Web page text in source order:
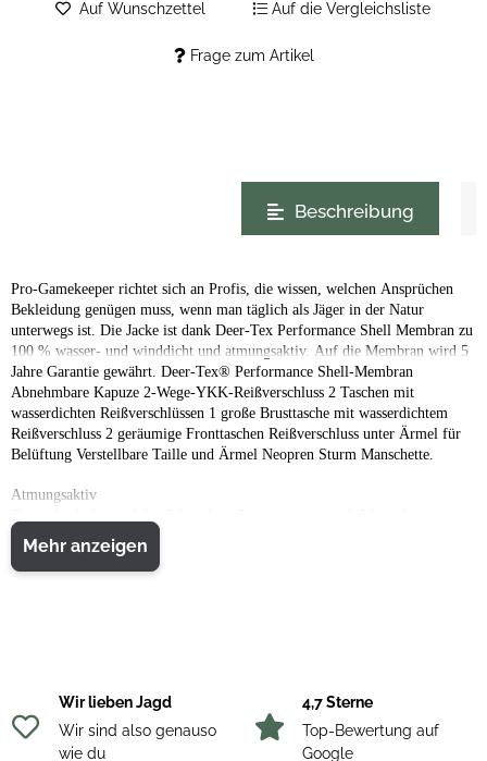
Frage zum Artikel
Auf Wunschzettel Auf die Vergleichsliste
Beschreibung
Pro-Gamekeeper richtet sich an Profis, die wissen, welchen Ansprüchen
Bekleidung genügen muss, wenn man täglich als Jäger in der Natur
unterwegs ist. Die Jacke ist dank Deer-Tex Performance Shell Membran zu
100 % wasser- und winddicht und atmungsaktiv. Auf die Membran wird 5
Jahre Garantie gewährt. Deer-Tex® Performance Shell-Membran
Abnehmbare Kapuze 2-Wege-YKK-Reißverschluss 2 Taschen mit
wasserdichten Reißverschlüssen 1 große Brusttasche mit wasserdichtem
Reißverschluss 2 geräumige Fronttaschen Reißverschluss unter Ärmel für
Belüftung Verstellbare Taille und Ärmel Neopren Sturm Manschette.
Atmungsaktiv
Bekleidung von Deerhunter mit einer der vier Membranen wählen,
entscheiden Sie sich immer für ein atmungsaktives Produkt. Dadurch sind
Sie komfortabel gekleidet und können gleichzeitig aktiv sein und folglich
Dann sind zusätzliche Verstärkungen und ein strapazierfähiges Material an
den entsprechenden Stellen wichtig.
Mehr anzeigen
Wir lieben Jagd
Wir sind also genauso
wie du
4,7 Sterne
Top-Bewertung auf
Google